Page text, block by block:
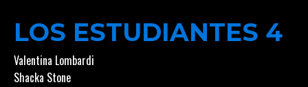
LOS ESTUDIANTES 4
Valentina Lombardi
Shacka Stone